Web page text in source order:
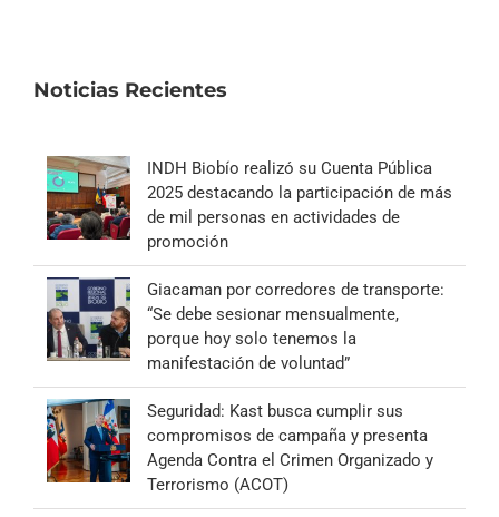
Noticias Recientes
INDH Biobío realizó su Cuenta Pública
2025 destacando la participación de más
de mil personas en actividades de
promoción
Giacaman por corredores de transporte:
“Se debe sesionar mensualmente,
porque hoy solo tenemos la
manifestación de voluntad”
Seguridad: Kast busca cumplir sus
compromisos de campaña y presenta
Agenda Contra el Crimen Organizado y
Terrorismo (ACOT)